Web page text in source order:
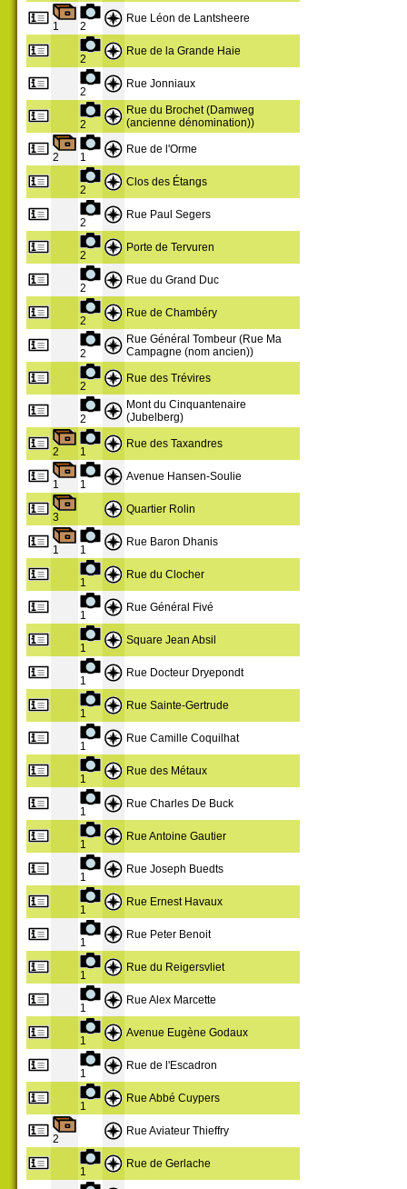
1 2
Rue Léon de Lantsheere
2
Rue de la Grande Haie
2
Rue Jonniaux
2
Rue du Brochet (Damweg
(ancienne dénomination))
2 1
Rue de l'Orme
2
Clos des Étangs
2
Rue Paul Segers
2
Porte de Tervuren
2
Rue du Grand Duc
2
Rue de Chambéry
2
Rue Général Tombeur (Rue Ma
Campagne (nom ancien))
2
Rue des Trévires
2
Mont du Cinquantenaire
(Jubelberg)
2 1
Rue des Taxandres
1 1
Avenue Hansen-Soulie
3
Quartier Rolin
1 1
Rue Baron Dhanis
1
Rue du Clocher
1
Rue Général Fivé
1
Square Jean Absil
1
Rue Docteur Dryepondt
1
Rue Sainte-Gertrude
1
Rue Camille Coquilhat
1
Rue des Métaux
1
Rue Charles De Buck
1
Rue Antoine Gautier
1
Rue Joseph Buedts
1
Rue Ernest Havaux
1
Rue Peter Benoit
1
Rue du Reigersvliet
1
Rue Alex Marcette
1
Avenue Eugène Godaux
1
Rue de l'Escadron
1
Rue Abbé Cuypers
2
Rue Aviateur Thieffry
1
Rue de Gerlache